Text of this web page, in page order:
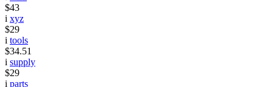
$43
i xyz
$29
i tools
$34.51
i supply
$29
i parts